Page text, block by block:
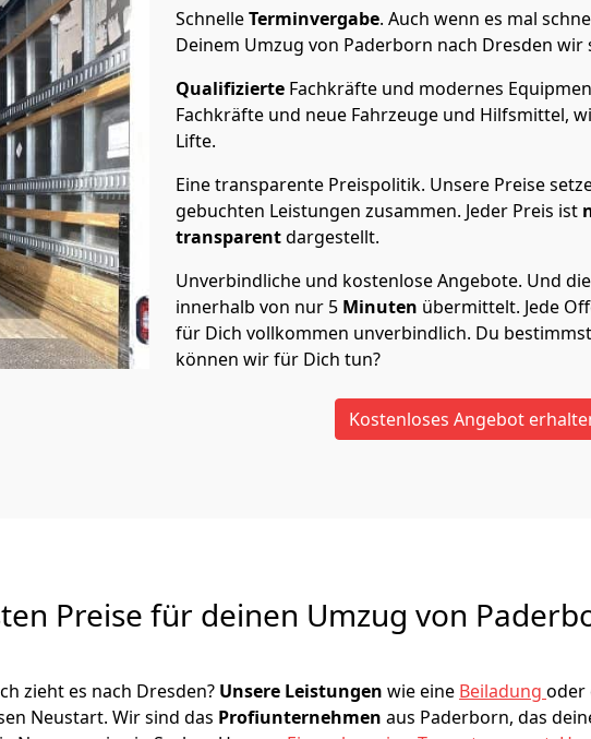
SchnelleTerminvergabe. Auch wenn es mal
Deinem Umzug von Paderborn nach Dresden wir
Qualifizierte Fachkräfte und modernes
Fachkräfte und neue Fahrzeuge und Hilfsmittel,
Lifte.
Eine transparente Preispolitik. Unsere Preise
gebuchten Leistungen zusammen. Jeder Preis ist
transparentdargestellt.
Unverbindliche und kostenlose Angebote. Und
innerhalb von nur 5 Minuten übermittelt. Jede
für Dich vollkommen unverbindlich. Du
können wir für Dich tun?
Kostenloses Angebot
Preise für deinen Umzug von
zieht es nach Dresden? Unsere Leistungen wie eine Beiladung oder
Neustart. Wir sind das Profiunternehmen aus Paderborn, das